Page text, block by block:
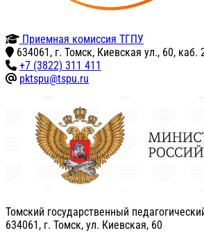
Приемная комиссия ТГПУ
634061, г. Томск, Киевская ул., 60, каб.
+7 (3822) 311 411
pktspu@tspu.ru
Томский государственный
634061, г. Томск, ул. Киевская, 60